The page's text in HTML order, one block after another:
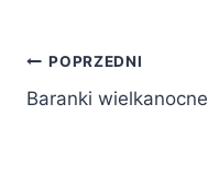
Nawigacja
wpisu
POPRZEDNI
Baranki wielkanocne